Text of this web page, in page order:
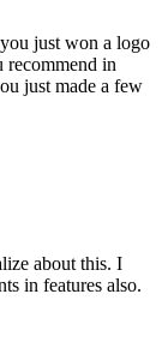
just won a logo
recommend in
just made a few
about this. I
in features also.